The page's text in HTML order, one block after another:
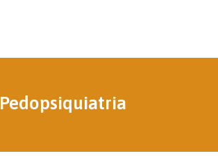
Pedopsiquiatria